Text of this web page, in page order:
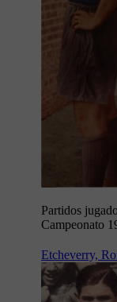
Partidos
Campeonato
Etcheverry,